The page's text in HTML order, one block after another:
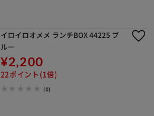
イロイロオメメ ランチBOX 44225 ブ
ルー
¥2,200
22ポイント(1倍)
(0)